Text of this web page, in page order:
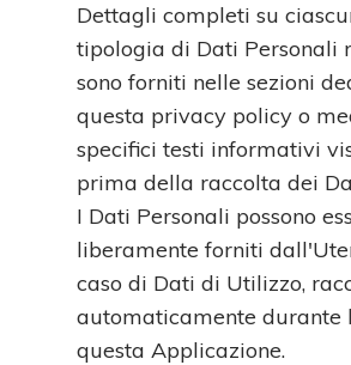
Dettagli completi su
tipologia di Dati Personali
sono forniti nelle sezioni
questa privacy policy o
specifici testi informativi
prima della raccolta dei
I Dati Personali possono
liberamente forniti
caso di Dati di Utilizzo,
automaticamente durante
questa Applicazione.